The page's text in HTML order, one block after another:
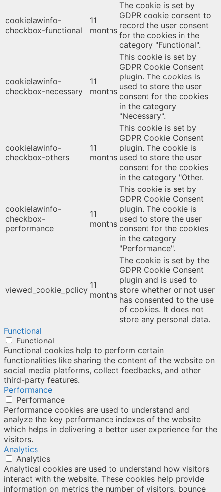
cookielawinfo-
checkbox-functional
11
months
The cookie is set by
GDPR cookie consent to
record the user consent
for the cookies in the
category "Functional".
cookielawinfo-
checkbox-necessary
11
months
This cookie is set by
GDPR Cookie Consent
plugin. The cookies is
used to store the user
consent for the cookies
in the category
"Necessary".
cookielawinfo-
checkbox-others
11
months
This cookie is set by
GDPR Cookie Consent
plugin. The cookie is
used to store the user
consent for the cookies
in the category "Other.
cookielawinfo-
checkbox-
performance
11
months
This cookie is set by
GDPR Cookie Consent
plugin. The cookie is
used to store the user
consent for the cookies
in the category
"Performance".
viewed_cookie_policy 11
months
The cookie is set by the
GDPR Cookie Consent
plugin and is used to
store whether or not user
has consented to the use
of cookies. It does not
store any personal data.
Functional
Functional
Functional cookies help to perform certain
functionalities like sharing the content of the website on
social media platforms, collect feedbacks, and other
third-party features.
Performance
Performance
Performance cookies are used to understand and
analyze the key performance indexes of the website
which helps in delivering a better user experience for the
visitors.
Analytics
Analytics
Analytical cookies are used to understand how visitors
interact with the website. These cookies help provide
information on metrics the number of visitors, bounce